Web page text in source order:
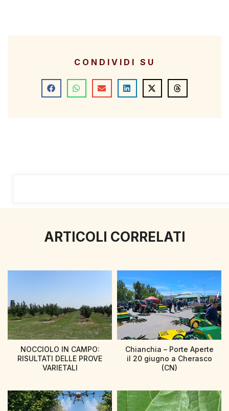
CONDIVIDI SU
ARTICOLI CORRELATI
NOCCIOLO IN CAMPO:
RISULTATI DELLE PROVE
VARIETALI
Chianchia – Porte Aperte
il 20 giugno a Cherasco
(CN)